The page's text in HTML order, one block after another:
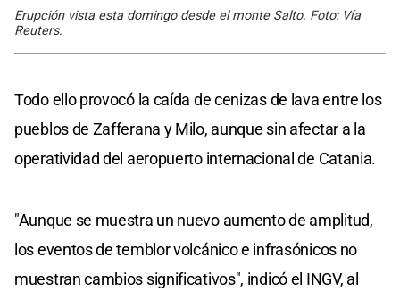
Erupción vista esta domingo desde el monte Salto. Foto: Vía
Reuters.
Todo ello provocó la caída de cenizas de lava entre los
pueblos de Zafferana y Milo, aunque sin afectar a la
operatividad del aeropuerto internacional de Catania.
"Aunque se muestra un nuevo aumento de amplitud,
los eventos de temblor volcánico e infrasónicos no
muestran cambios significativos", indicó el INGV, al